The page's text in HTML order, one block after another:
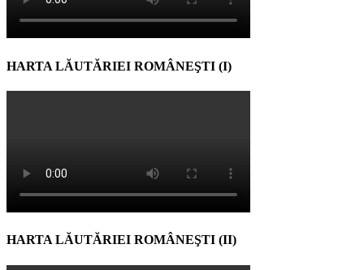
HARTA LĂUTĂRIEI ROMÂNEŞTI (I)
HARTA LĂUTĂRIEI ROMÂNEŞTI (II)